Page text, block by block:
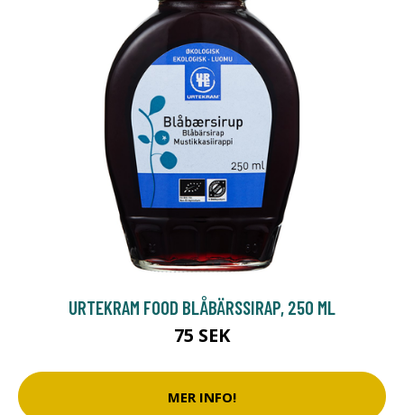
URTEKRAM FOOD BLÅBÄRSSIRAP, 250 ML
75 SEK
MER INFO!